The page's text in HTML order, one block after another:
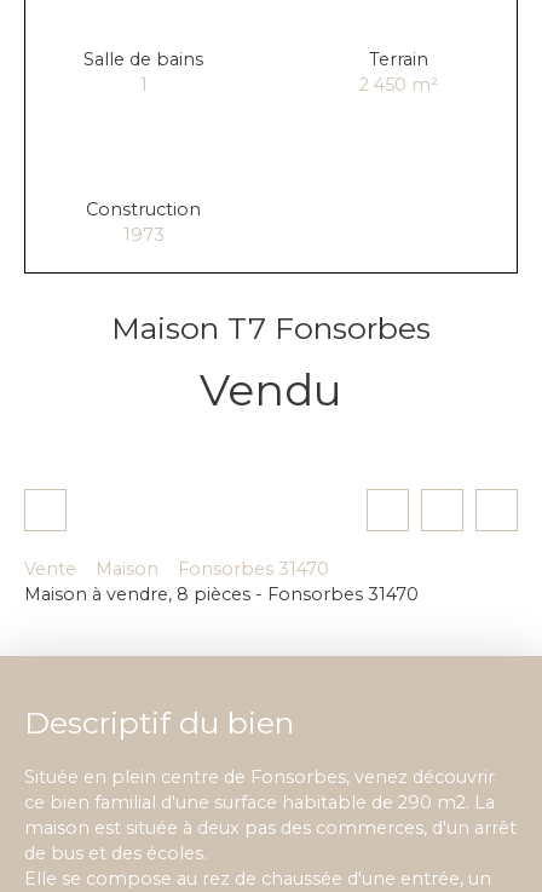
Salle de bains
1
Terrain
2 450 m²
Construction
1973
Maison T7 Fonsorbes
Vendu
Vente Maison
Fonsorbes 31470
Maison à vendre, 8 pièces - Fonsorbes 31470
Descriptif du bien
Située en plein centre de Fonsorbes, venez découvrir
ce bien familial d'une surface habitable de 290 m2. La
maison est située à deux pas des commerces, d'un arrêt
de bus et des écoles.
Elle se compose au rez de chaussée d'une entrée, un